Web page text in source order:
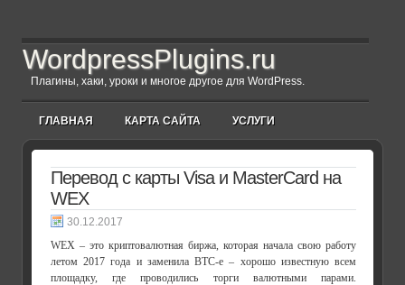
WordpressPlugins.ru
Плагины, хаки, уроки и многое другое для WordPress.
ГЛАВНАЯ КАРТА САЙТА УСЛУГИ
Перевод с карты Visa и MasterCard на
WEX
30.12.2017
WEX – это криптовалютная биржа, которая начала свою работу
летом 2017 года и заменила BTC-e – хорошо известную всем
площадку, где проводились торги валютными парами.